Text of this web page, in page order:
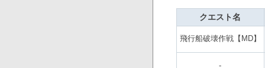
クエスト名
飛行船破壊作戦【MD】
-